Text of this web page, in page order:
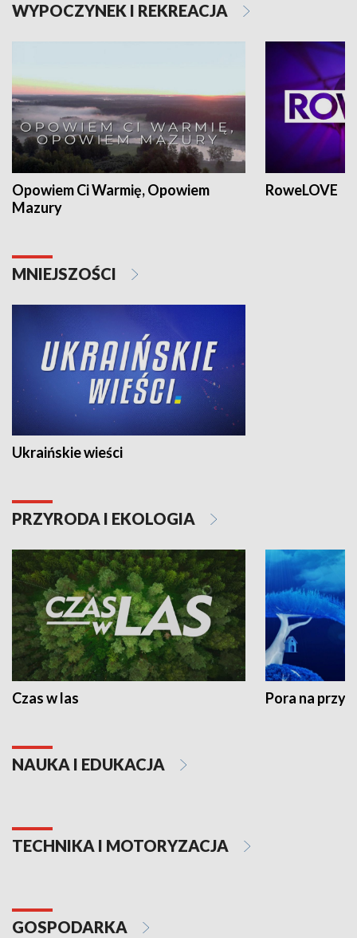
WYPOCZYNEK I REKREACJA
Opowiem Ci Warmię, Opowiem
Mazury
RoweLOVE
MNIEJSZOŚCI
Ukraińskie wieści
PRZYRODA I EKOLOGIA
Czas w las Pora na
NAUKA I EDUKACJA
TECHNIKA I MOTORYZACJA
GOSPODARKA